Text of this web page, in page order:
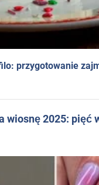
przygotowanie
wiosnę 2025: pięć